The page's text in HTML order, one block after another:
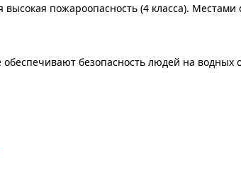
пожароопасность (4 класса).
безопасность людей на водных